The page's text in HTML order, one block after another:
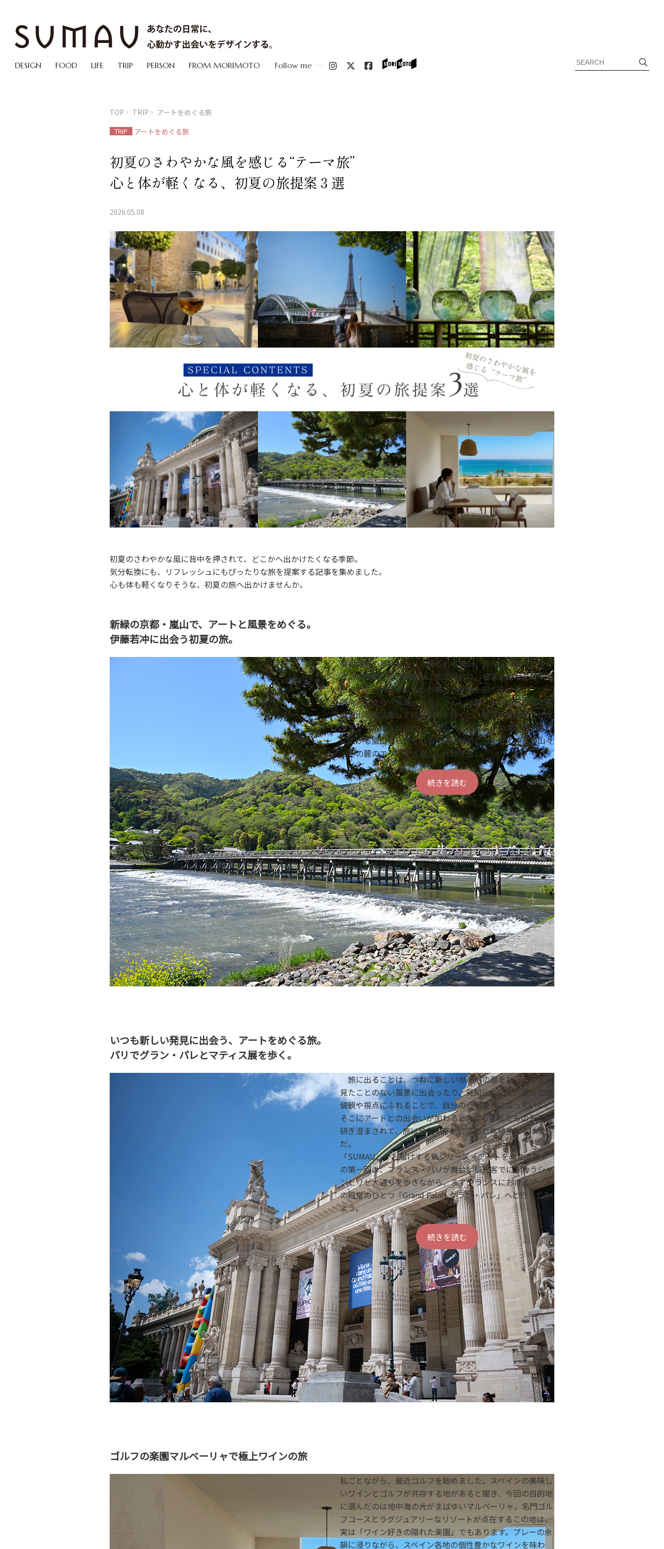
DESIGN FOOD LIFE TRIP PERSON FROM MORIMOTO Follow me
TOP TRIP アートをめぐる旅
TRIP アートをめぐる旅
初夏のさわやかな風を感じる“テーマ旅”
心と体が軽くなる、初夏の旅提案３選
2026.05.08
初夏のさわやかな風に背中を押されて、どこかへ出かけたくなる季節。
気分転換にも、リフレッシュにもぴったりな旅を提案する記事を集めました。
心も体も軽くなりそうな、初夏の旅へ出かけませんか。
新緑の京都・嵐山で、アートと風景をめぐる。
伊藤若冲に出会う初夏の旅。
京都屈指の景勝地として知られる嵐山。春から初夏へと移ろ
うこの時期、風光明媚なこのエリアは、若葉が木々を鮮やか
に染めて、一年でもっとも美しい季節を迎える。
四条大宮から「嵐電」（らんでん）と親しまれる京福電気鉄
道嵐山本線に乗って終着駅まで行くと、有名な渡月橋（とげ
つきょう）はすぐそこ。「嵐山」の名は、この渡月橋の背景
に広がる嵐山から来ているが、一般的にはそれに連なる山々
とその麓のエリアを「嵐山」と称する。
続きを読む
いつも新しい発見に出会う、アートをめぐる旅。
パリでグラン・パレとマティス展を歩く。
旅に出ることは、つねに新しい世界への扉をひらくこと。
見たことのない風景に出会ったり、見知らぬ文化、違った価
値観や視点にふれることで、自分の心が豊かになっていく。
そこにアートとの出会いが加わると、さらに私たちの五感は
研ぎ澄まされて、旅は発見や感動に満ちた体験となるはず
だ。
「SUMAU」がお届けする新シリーズ「アートをめぐる旅」
の第一回は、フランス・パリが舞台。観光客でにぎわうシャ
ンゼリゼ大通りを歩きながら、まずフランスにおけるアート
の殿堂のひとつ「Grand Palais グラン・パレ」へと行ってみ
よう。
続きを読む
ゴルフの楽園マルベーリャで極上ワインの旅
私ごとながら、最近ゴルフを始めました。スペインの美味し
いワインとゴルフが共存する地があると聞き、今回の目的地
に選んだのは地中海の光がまばゆいマルベーリャ。名門ゴル
フコースとラグジュアリーなリゾートが点在するこの地は、
実は「ワイン好きの隠れた楽園」でもあります。プレーの余
韻に浸りながら、スペイン各地の個性豊かなワインを味わ